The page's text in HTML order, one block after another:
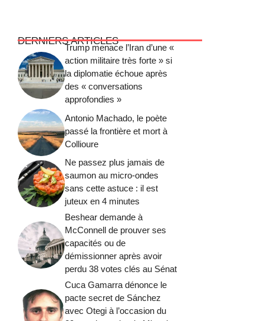
DERNIERS ARTICLES
Trump menace l’Iran d’une «
action militaire très forte » si
la diplomatie échoue après
des « conversations
approfondies »
Antonio Machado, le poète
passé la frontière et mort à
Collioure
Ne passez plus jamais de
saumon au micro-ondes
sans cette astuce : il est
juteux en 4 minutes
Beshear demande à
McConnell de prouver ses
capacités ou de
démissionner après avoir
perdu 38 votes clés au Sénat
Cuca Gamarra dénonce le
pacte secret de Sánchez
avec Otegi à l’occasion du